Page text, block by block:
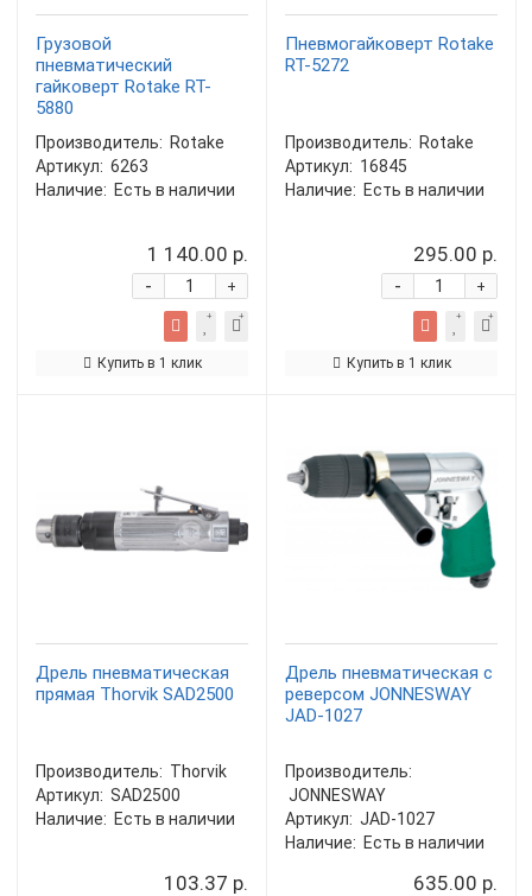
Грузовой
пневматический
гайковерт Rotake RT-
5880
Производитель: Rotake
Артикул: 6263
Наличие: Есть в наличии
1 140.00 р.
+
-
Купить в 1 клик
Пневмогайковерт Rotake
RT-5272
Производитель: Rotake
Артикул: 16845
Наличие: Есть в наличии
295.00 р.
+
-
Купить в 1 клик
Дрель пневматическая
прямая Thorvik SAD2500
Производитель: Thorvik
Артикул: SAD2500
Наличие: Есть в наличии
103.37 р.
Дрель пневматическая с
реверсом JONNESWAY
JAD-1027
Производитель:
JONNESWAY
Артикул: JAD-1027
Наличие: Есть в наличии
635.00 р.